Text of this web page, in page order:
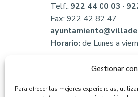
Gestionar
Para ofrecer las mejores experiencias,
Telf.: 922 44 00 03 ·
Fax: 922 42 82 47
Horario: de Lunes a